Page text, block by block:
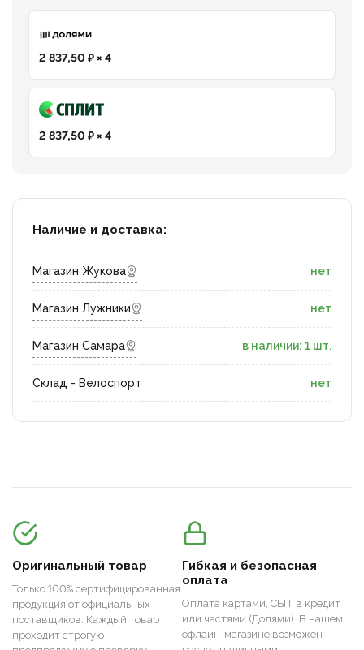
2 837,50 ₽ × 4
2 837,50 ₽ × 4
Наличие и доставка:
Магазин Жукова нет
Магазин Лужники нет
Магазин Самара в наличии: 1 шт.
Склад - Велоспорт нет
Оригинальный товар
Только 100% сертифицированная
продукция от официальных
поставщиков. Каждый товар
проходит строгую
Гибкая и безопасная
оплата
Оплата картами, СБП, в кредит
или частями (Долями). В нашем
офлайн-магазине возможен